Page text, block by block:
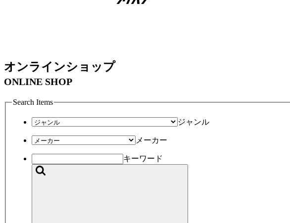
オンラインショップ
ONLINE SHOP
Search Items
ジャンル
メーカー
キーワード